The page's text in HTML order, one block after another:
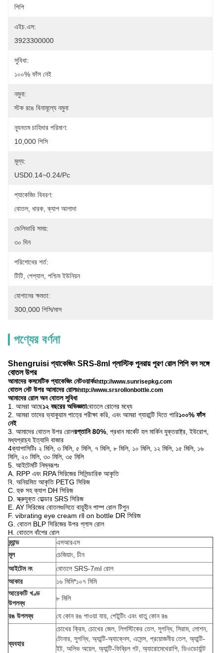
পিপি
এইচ.এস:
3923300000
সুবিধা:
১০০% ফাঁস নেই
নমুনা:
স্টক রঙে বিনামূল্যে নমুনা
ন্যূনতম চাহিদার পরিমাণ:
10,000 পিসি
মূল্য:
USD0.14~0.24/pc
প্যাকেজিং বিবরণ:
বোতল, ধারক, ক্যাপ আলাদা
ডেলিভারি সময়:
৩০ দিন
পরিশোধের শর্ত:
টিটি, পেপ্যাল, পশ্চিম ইউনিয়ন
যোগানের ক্ষমতা:
300,000 পিসি/মাস
পণ্যের বর্ণনা
Shengruisi প্যাকেজিং SRS-8ml প্লাস্টিক পুনরায় পূরণ রোল পিপি বল সঙ্গে
বোতল উপর
আমাদের কসমেটিক প্যাকেজিং নেটওয়ার্কঃhttp://www.sunrisepkg.com
বোতল নেট উপর আমাদের রোলঃhttp://www.srsrollonbottle.com
আমাদের রোল অন বোতল সুবিধা
1. আমরা আছে১২ বছরের অভিজ্ঞতাবোতলে রোলের মধ্যে
2. আমরা তাদের ভ্যাকুয়াম পাত্রে পরীক্ষা করি, এবং আমরা গ্যারান্টি দিতে পারি১০০% ফাঁস
নেই
3. আমাদের বোতল উপর রোলরপ্তানি 80% , প্রধান মার্কেট হল মার্কিন যুক্তরাষ্ট্র, ইউরোপ,
মধ্যপ্রাচ্য ইত্যাদি বাজার
4ক্যাপাসিটিঃ ২ মিলি, ৩ মিলি, ৫ মিলি, ৭ মিলি, ৮ মিলি, ১০ মিলি, ১২ মিলি, ১৫ মিলি, ১৬
মিলি, ২০ মিলি, ৩০ মিলি, ৩৫ মিলি
5. আইটেমটি নিম্নরূপঃ
A. RPP এবং RPA সিরিজের সিলিন্ডারিক আকৃতি
বি. অনিয়মিত আকৃতি PETG সিরিজ
C. হুক সহ ক্যাপ DH সিরিজ
D. স্ক্রুযুক্ত হোল্ডার SRS সিরিজ
E. AY সিরিজের বোতলগুলিতে বায়ুহীন পাম্প রোল টিপুন
F. vibrating eye cream rll on bottle DR সিরিজ
G. বোতল BLP সিরিজের উপর গ্লাস রোল
H. বোতলে বাঁশের রোল
ব্র্যান্ড
এসআরএস
মূল
চেজিয়াং, চীন
আইটেম নং
বোতলে SRS-7ml রোল
আকার
১৬ মিমি*১০৭ মিমি
আরেকটি খণ্ড
উপলব্ধ
৮ মিলি
রঙ উপলব্ধ যে কোন রঙ পাওয়া যায়, পেইন্টিং এবং ধাতু কোন রঙ
ব্যবহার
চোখের ক্রিম, চোখের জেল, লিপস্টিকের তেল, সুগন্ধি, সিরাম, লোশন,
টোনার, সুগন্ধি, অ্যান্টি-অ্যাক্নেস, এসেন্স, প্রয়োজনীয় তেল, অ্যান্টি-
ইট, অলিভ অয়েল, অ্যান্টি-ফিব্রিল গট, অ্যারোমেথেরাপি, ডিওডোর্যান্ট